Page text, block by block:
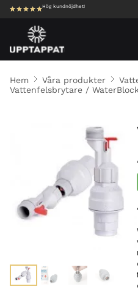
Hög kundnöjdhet!
Hem Våra produkter
Vattenfelsbrytare /